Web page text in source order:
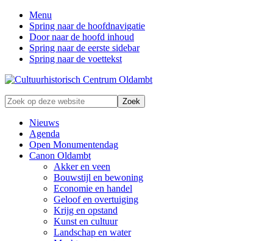
Menu
Spring naar de hoofdnavigatie
Door naar de hoofd inhoud
Spring naar de eerste sidebar
Spring naar de voettekst
Zonder
verleden
geen
toekomst
Zoek
op
deze
website
Nieuws
Agenda
Open Monumentendag
Canon Oldambt
Akker en veen
Bouwstijl en bewoning
Economie en handel
Geloof en overtuiging
Krijg en opstand
Kunst en cultuur
Landschap en water